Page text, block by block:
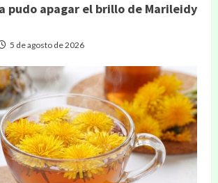
pudo apagar el brillo de Marileidy
5 de agosto de 2026